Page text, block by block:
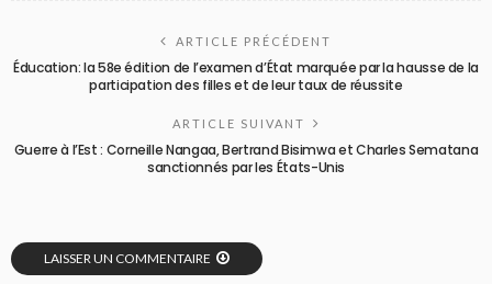
ARTICLE PRÉCÉDENT
Éducation: la 58e édition de l’examen d’État marquée par la hausse de la
participation des filles et de leur taux de réussite
ARTICLE SUIVANT
Guerre à l’Est : Corneille Nangaa, Bertrand Bisimwa et Charles Sematana
sanctionnés par les États-Unis
LAISSER UN COMMENTAIRE